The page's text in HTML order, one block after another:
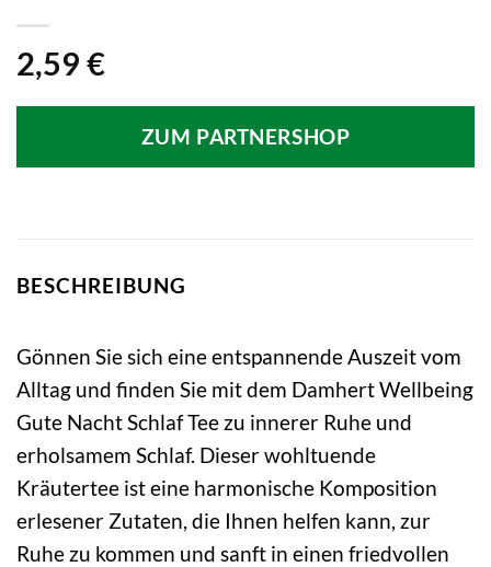
2,59 €
ZUM PARTNERSHOP
BESCHREIBUNG
Gönnen Sie sich eine entspannende Auszeit vom
Alltag und finden Sie mit dem Damhert Wellbeing
Gute Nacht Schlaf Tee zu innerer Ruhe und
erholsamem Schlaf. Dieser wohltuende
Kräutertee ist eine harmonische Komposition
erlesener Zutaten, die Ihnen helfen kann, zur
Ruhe zu kommen und sanft in einen friedvollen